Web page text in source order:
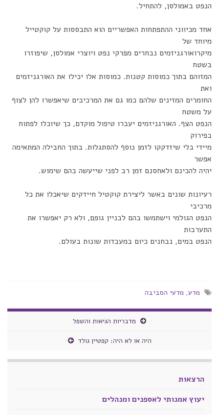
הנפט באמולסן, להתחיל.
אחד מכיווני ההתפתחות האפשריים הוא התבססות על קוקטייל
מיוחד של
מיקרואורגניזמים נבחרים מפרקי נפט ויוצרי אמולסן, שיפוזרו
בשטח
המזוהם בתוך כמוסות קטנות. כמוסות אלו יכילו את האורגניזמים
ואת
החומרים המזינים שלהם כמו גם את המרכיבים שיאפשרו להן לצוף
על משטח
הנפט הצף. האורגניזמים יעברו טיפול מוקדם, כך שיוכלו לפתוח
בפירוק
מיידי בלי שיזדקקו לזמן נוסף להסתגלות. בתוך החבילה המתאימה
אפשר
יהיה להכינם ולאחסנם זמן רב לפני שייעשה בהם שימוש.
רעיונות שונים באשר ליצירת קוקטיל חיידקים שיאכלו את כל
מרכיבי
הנפט הגולמי וישתמשו בהם לבניין גופם, ולא רק יאפשרו את
התערבות
הנפט במים, נבחנים כיום במעבדות שונות בעולם.
מדע, מדעי הסביבה
מדבריות הגיאות והשפל
היה או לא היה: קפטיין גולד
הרצאות
יעוץ אמנותי לאספנים ומנהלים